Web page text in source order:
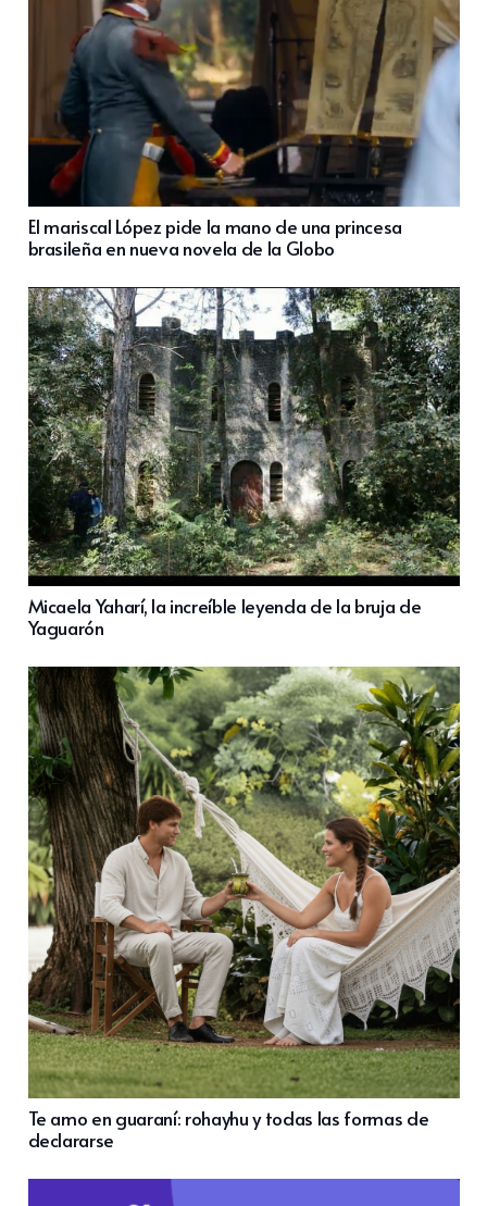
El mariscal López pide la mano de una princesa
brasileña en nueva novela de la Globo
Micaela Yaharí, la increíble leyenda de la bruja de
Yaguarón
Te amo en guaraní: rohayhu y todas las formas de
declararse